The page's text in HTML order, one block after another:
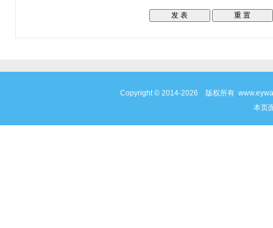
Copyright © 2014-2026 版权所有
本页